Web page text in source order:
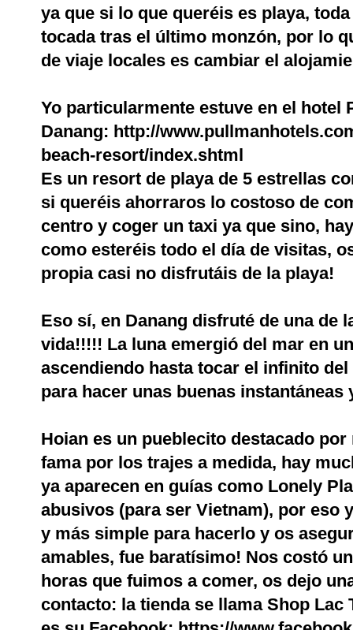
ya que si lo que queréis es playa,
tocada tras el último monzón, por lo
de viaje locales es cambiar el
Yo particularmente estuve en el hotel
Danang: http://
beach-resort/index.shtml
Es un resort de playa de 5 estrellas
si queréis ahorraros lo costoso de
centro y coger un taxi ya que sino,
como esteréis todo el día de visitas,
propia casi no disfrutáis de la playa!
Eso sí, en Danang disfruté de una de
vida!!!!! La luna emergió del mar en
ascendiendo hasta tocar el infinito
para hacer unas buenas instantáneas
Hoian es un pueblecito destacado
fama por los trajes a medida, hay
ya aparecen en guías como Lonely
abusivos (para ser Vietnam), por eso
y más simple para hacerlo y os
amables, fue baratísimo! Nos costó
horas que fuimos a comer, os dejo
contacto: la tienda se llama Shop Lac